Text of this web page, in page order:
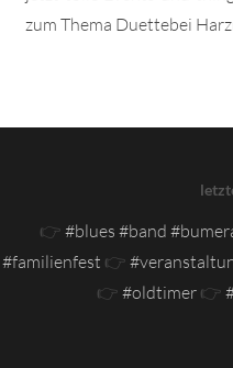
zum Thema Duettebei
👉 #blues #band
#familienfest 👉
👉 #oldtimer 👉